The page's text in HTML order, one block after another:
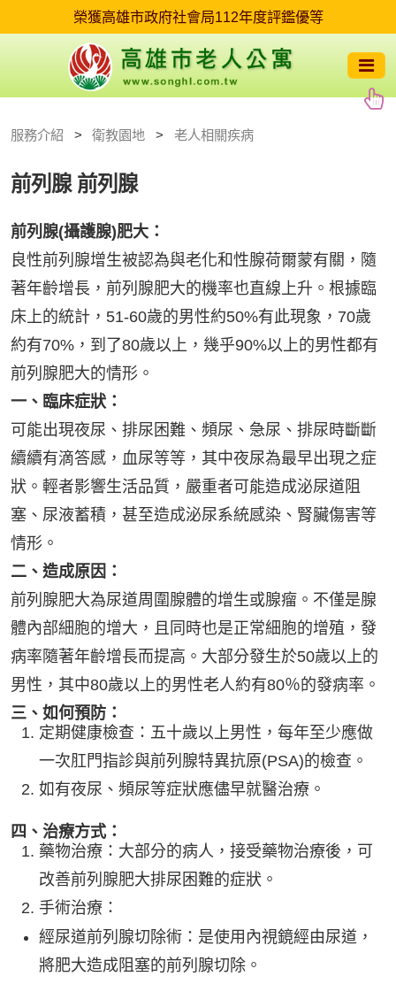
服務介紹 衛教園地 老人相關疾病
前列腺 前列腺
前列腺(攝護腺)肥大：
良性前列腺增生被認為與老化和性腺荷爾蒙有關，隨
著年齡增長，前列腺肥大的機率也直線上升。根據臨
床上的統計，51-60歲的男性約50%有此現象，70歲
約有70%，到了80歲以上，幾乎90%以上的男性都有
前列腺肥大的情形。
一、臨床症狀：
可能出現夜尿、排尿困難、頻尿、急尿、排尿時斷斷
續續有滴答感，血尿等等，其中夜尿為最早出現之症
狀。輕者影響生活品質，嚴重者可能造成泌尿道阻
塞、尿液蓄積，甚至造成泌尿系統感染、腎臟傷害等
情形。
二、造成原因：
前列腺肥大為尿道周圍腺體的增生或腺瘤。不僅是腺
體內部細胞的增大，且同時也是正常細胞的增殖，發
病率隨著年齡增長而提高。大部分發生於50歲以上的
男性，其中80歲以上的男性老人約有80％的發病率。
三、如何預防：
定期健康檢查：五十歲以上男性，每年至少應做
一次肛門指診與前列腺特異抗原(PSA)的檢查。
如有夜尿、頻尿等症狀應儘早就醫治療。
四、治療方式：
藥物治療：大部分的病人，接受藥物治療後，可
改善前列腺肥大排尿困難的症狀。
手術治療：
經尿道前列腺切除術：是使用內視鏡經由尿道，
將肥大造成阻塞的前列腺切除。